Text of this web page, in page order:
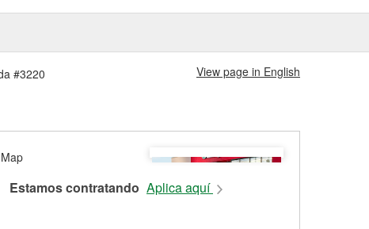
#3220 View page in English
Estamos contratando Aplica aquí